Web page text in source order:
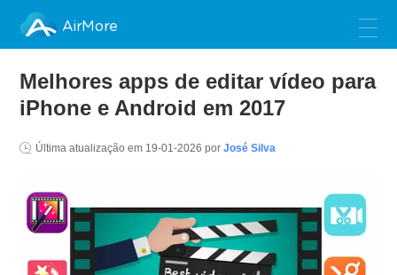
AirMore
Melhores apps de editar vídeo para
iPhone e Android em 2017
Última atualização em 19-01-2026 porJosé Silva